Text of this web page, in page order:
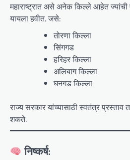
महाराष्ट्रात असे अनेक किल्ले आहेत ज्यांची
यायला हवीत. जसे:
तोरणा किल्ला
सिंगगड
हरिहर किल्ला
अलिबाग किल्ला
घनगड किल्ला
राज्य सरकार यांच्यासाठी स्वतंत्र
शकते.
निष्कर्ष: